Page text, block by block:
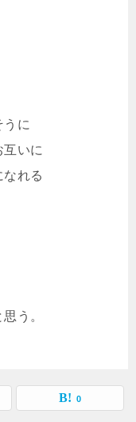
うに
互いに
れる
う。
0